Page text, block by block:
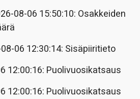
08-06 15:50:10: Osakkeiden
06 12:30:14: Sisäpiiritieto
12:00:16: Puolivuosikatsaus
12:00:16: Puolivuosikatsaus